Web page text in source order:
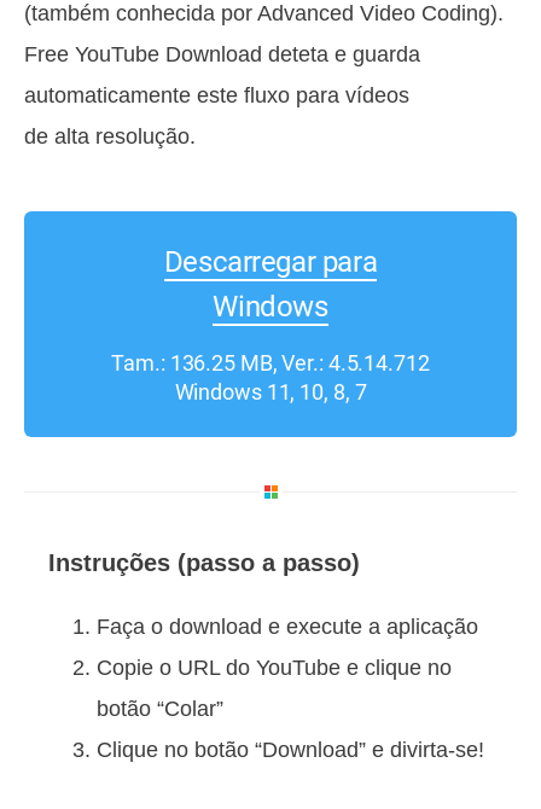
(também conhecida por Advanced Video Coding).
Free YouTube Download deteta e guarda
automaticamente este fluxo para vídeos
de alta resolução.
Descarregar para
Windows
Tam.: 136.25 MB, Ver.: 4.5.14.712
Windows 11, 10, 8, 7
Instruções (passo a passo)
Faça o download e execute a aplicação
Copie o URL do YouTube e clique no
botão “Colar”
Clique no botão “Download” e divirta-se!